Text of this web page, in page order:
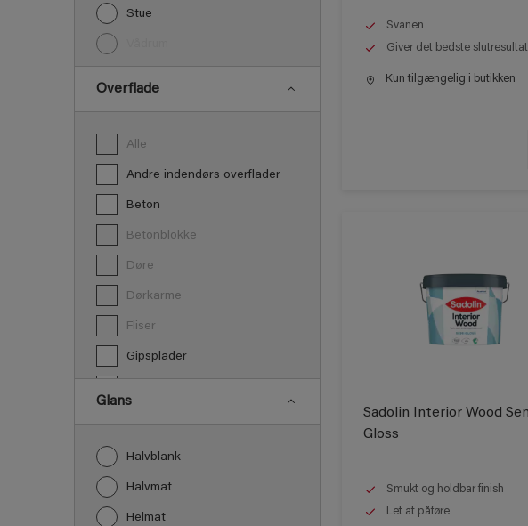
Stue
Overflade
Alle
Andre indendørs overflader
Beton
Betonblokke
Døre
Dørkarme
Fliser
Gipsplader
Glans
Halvblank
Halvmat
Helmat
Svanen
Giver det bedste slutresultat
Kun tilgængelig i butikken
Sadolin Interior Wood
Gloss
Smukt og holdbar finish
Let at påføre